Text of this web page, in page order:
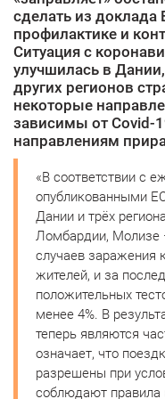
сделать из доклада
профилактике и
Ситуация с
улучшилась в
других регионов
некоторые
зависимы от Covid-
направлениям
«В соответствии с
опубликованными
Дании и трёх
Ломбардии, Молизе
случаев заражения
жителей, и за
положительных
менее 4%. В
теперь являются
означает, что
разрешены при
соблюдают правила